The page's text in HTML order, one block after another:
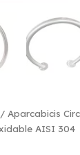
/ Aparcabicis
AISI 304